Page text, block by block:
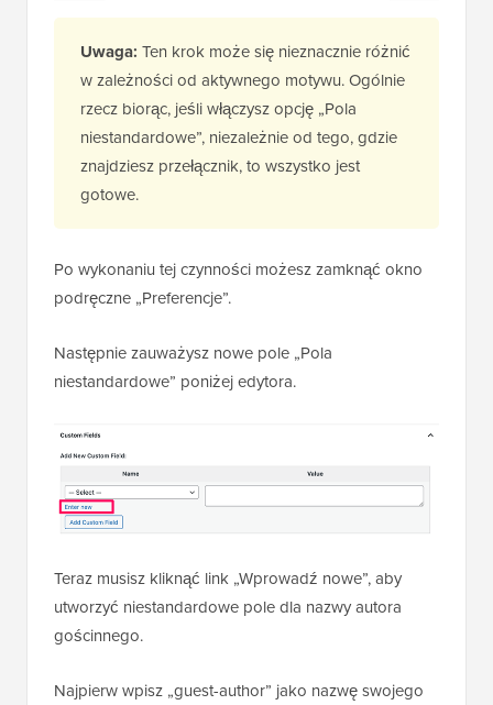
Uwaga: Ten krok może się nieznacznie różnić
w zależności od aktywnego motywu. Ogólnie
rzecz biorąc, jeśli włączysz opcję „Pola
niestandardowe”, niezależnie od tego, gdzie
znajdziesz przełącznik, to wszystko jest
gotowe.
Po wykonaniu tej czynności możesz zamknąć okno
podręczne „Preferencje”.
Następnie zauważysz nowe pole „Pola
niestandardowe” poniżej edytora.
Teraz musisz kliknąć link „Wprowadź nowe”, aby
utworzyć niestandardowe pole dla nazwy autora
gościnnego.
Najpierw wpisz „guest-author” jako nazwę swojego